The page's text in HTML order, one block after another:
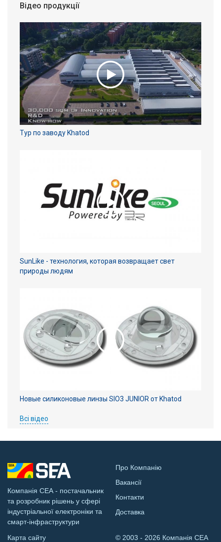
Відео продукції
Тур по заводу Khatod
SunLike - технология, которая возвращает свет
природы людям
Новые силиконовые линзы SIO3 JUNIOR от Khatod
Всі відео
Компанія СЕА - постачальник
та розробник рішень у сфері
індустріальної електроніки та
смарт-інфраструктури
Про Компанію
Вакансії
Контакти
Доставка
Карта сайту © 2003 - 2026 Компанія СЕА